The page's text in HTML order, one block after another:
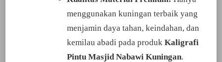
menggunakan kuningan terbaik yang
menjamin daya tahan, keindahan, dan
kemilau abadi pada produk Kaligrafi
Pintu Masjid Nabawi Kuningan.